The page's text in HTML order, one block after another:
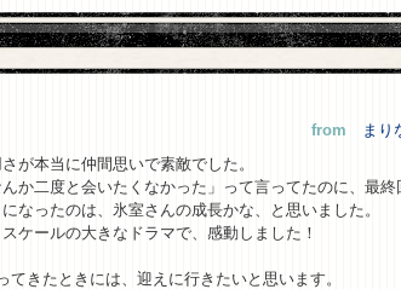
from まり
が本当に仲間思いで素敵でした。
か二度と会いたくなかった」って言ってたのに、最終
なったのは、氷室さんの成長かな、と思いました。
ケールの大きなドラマで、感動しました！
てきたときには、迎えに行きたいと思います。